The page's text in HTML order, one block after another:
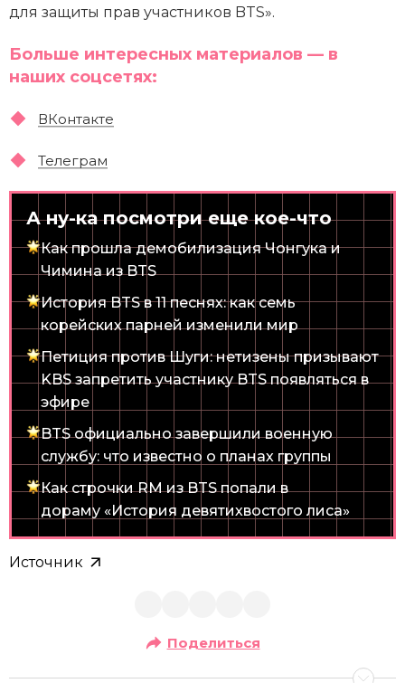
для защиты прав участников BTS».
Больше интересных материалов — в
наших соцсетях:
ВКонтакте
Телеграм
А ну-ка посмотри еще кое-что
Как прошла демобилизация Чонгука и
Чимина из BTS
История BTS в 11 песнях: как семь
корейских парней изменили мир
Петиция против Шуги: нетизены призывают
KBS запретить участнику BTS появляться в
эфире
BTS официально завершили военную
службу: что известно о планах группы
Как строчки RM из BTS попали в
дораму «История девятихвостого лиса»
Источник
Поделиться